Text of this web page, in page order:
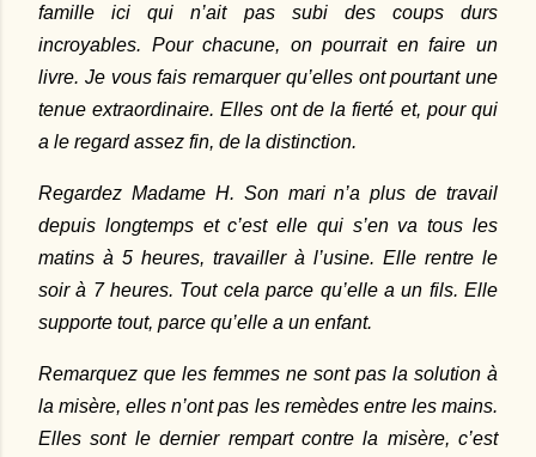
famille ici qui n’ait pas subi des coups durs
incroyables. Pour chacune, on pourrait en faire un
livre. Je vous fais remarquer qu’elles ont pourtant une
tenue extraordinaire. Elles ont de la fierté et, pour qui
a le regard assez fin, de la distinction.
Regardez Madame H. Son mari n’a plus de travail
depuis longtemps et c’est elle qui s’en va tous les
matins à 5 heures, travailler à l’usine. Elle rentre le
soir à 7 heures. Tout cela parce qu’elle a un fils. Elle
supporte tout, parce qu’elle a un enfant.
Remarquez que les femmes ne sont pas la solution à
la misère, elles n’ont pas les remèdes entre les mains.
Elles sont le dernier rempart contre la misère, c’est